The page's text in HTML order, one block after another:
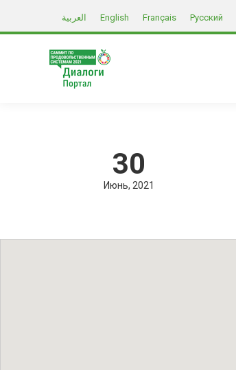
العربية English Français Русский
30
Июнь 2021